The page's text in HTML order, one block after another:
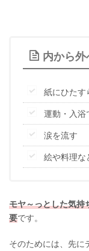
内から外
紙にひたす
運動・入浴
涙を流す
絵や料理な
モヤ～っとした気持
要です。
そのためには、先に